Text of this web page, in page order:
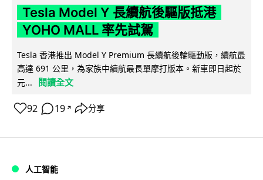
Tesla Model Y 長續航後驅版抵港
YOHO MALL 率先試駕
Tesla 香港推出 Model Y Premium 長續航後輪驅動版，續航最
高達 691 公里，為家族中續航最長單摩打版本。新車即日起於
元...
閱讀全文
92 19 ↗ 分享
人工智能